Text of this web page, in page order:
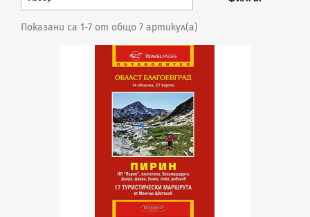
Показани са 1-7 от общо 7 артикул(а)